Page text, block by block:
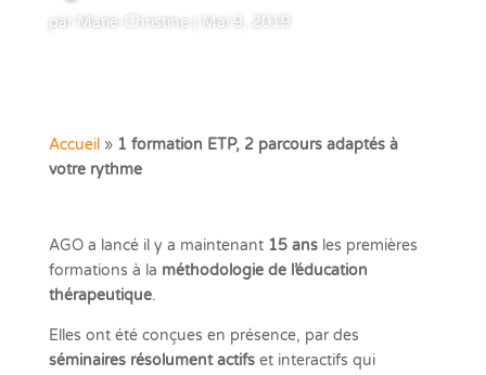
par Marie-Christine Mai 9, 2019
Accueil» 1 formation ETP, 2 parcours adaptés à
votre rythme
AGO a lancé il y a maintenant 15 ansles premières
formations à la méthodologie de l’éducation
thérapeutique.
Elles ont été conçues en présence, par des
séminaires résolument actifset interactifs qui